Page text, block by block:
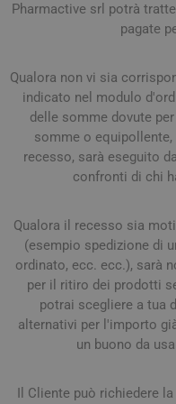
Pharmactive srl potrà
pagate
Qualora non vi sia
indicato nel modulo
delle somme dovute
somme o
recesso, sarà eseguito
confronti di chi
Qualora il recesso sia
(esempio spedizione di
ordinato, ecc. ecc.), sarà
per il ritiro dei prodotti
potrai scegliere a tua
alternativi per l'importo
un buono da
Il Cliente può richiedere